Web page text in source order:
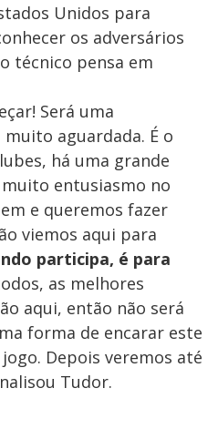
Unidos para
os adversários
técnico pensa em
Será uma
aguardada. É o
há uma grande
entusiasmo no
e queremos fazer
viemos aqui para
participa, é para
as melhores
aqui, então não será
forma de encarar este
Depois veremos até
Tudor.